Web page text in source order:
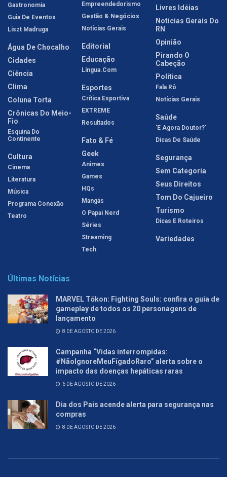
Gastronomia
Guia De Eventos
Liszt Madruga
Água De Chocalho
Cidades
Ciência
Clima
Coluna Torta
Crônicas Do Meio-
Fio
Esquina Do
Continente
Cultura
Cinema
Literatura
Música
Programa Conexão
Teatro
Empreendedorismo
Gestão & Negócios
Notícias Gerais
Editorial
Educação
Língua.com
Esportes
Crítica Esportiva
EXTREME
Resultados
Fato & Fé
Geek
Animes
Games
HQs
Mangás
O Papai Nerd
Séries
Streaming
Tech
Livres Idéias
Notícias Gerais Do
RN
Opinião
Pirando O
Cabeção
Política
Fala Rô
Notícias Gerais
Saúde
'E Agora Doutor?'
Dicas De Saúde
Segurança
Sem Categoria
Seus Direitos
Tom Do Cajueiro
Turismo
Dicas E Roteiros
Variedades
Últimas Notícias
MARVEL Tōkon: Fighting Souls: confira o guia de
gameplay de todos os 20 personagens de
lançamento
8 DE AGOSTO DE 2026
Campanha “Vidas interrompidas:
#NãoIgnoreMeuFígadoRaro” alerta sobre o
impacto das doenças hepáticas raras
6 DE AGOSTO DE 2026
Dia dos Pais acende alerta para segurança nas
compras
8 DE AGOSTO DE 2026